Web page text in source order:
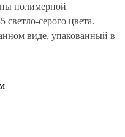
полимерной
серого цвета.
виде, упакованный в